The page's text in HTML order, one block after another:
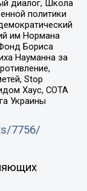
диалог, Школа
политики
им Нормана
Бориса
Науманна за
Stop
Хаус, СОТА
Украины
7756/